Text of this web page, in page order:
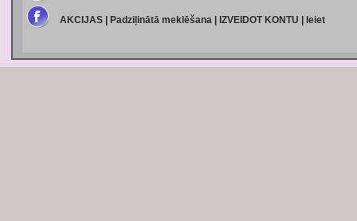
AKCIJAS| Padziļinātā meklēšana| IZVEIDOT KONTU Ieiet